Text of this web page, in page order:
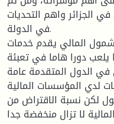
الجزائر واهم التحديات
في الدولة.
المالي يقدم خدمات
يلعب دورا هاما في تعبئة
في الدول المتقدمة عامة
لدي المؤسسات المالية
لكن نسبة الاقتراض من